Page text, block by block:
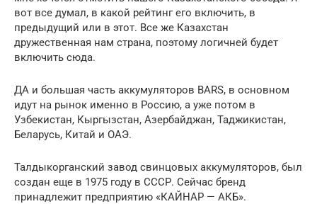
вот все думал, в какой рейтинг его включить, в
предыдущий или в этот. Все же Казахстан
дружественная нам страна, поэтому логичней будет
включить сюда.
ДА и большая часть аккумуляторов BARS, в основном
идут на рынок именно в Россию, а уже потом в
Узбекистан, Кыргызстан, Азербайджан, Таджикистан,
Беларусь, Китай и ОАЭ.
Талдыкорганский завод свинцовых аккумуляторов, был
создан еще в 1975 году в СССР. Сейчас бренд
принадлежит предприятию «КАЙНАР — АКБ».